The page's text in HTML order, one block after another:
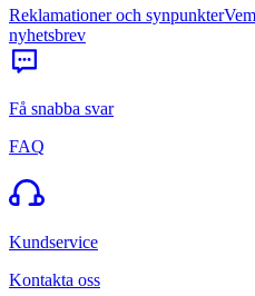
Reklamationer och synpunkter
nyhetsbrev
Få snabba svar
FAQ
Kundservice
Kontakta oss